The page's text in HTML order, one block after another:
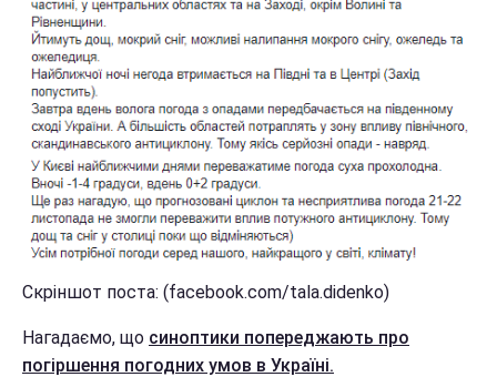
Скріншот поста: (facebook.com/tala.didenko)
Нагадаємо, що синоптики попереджають про
погіршення погодних умов в Україні.